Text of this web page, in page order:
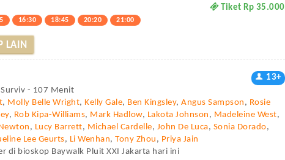
Tiket Rp 35.000
16:30 18:45 20:20 21:00
LAIN
13+
- 107 Menit
, Molly Belle Wright,Kelly Gale, Ben Kingsley,Angus Sampson , Rosie
, Rob Kipa-Williams, Mark Hadlow, Lakota Johnson , Madeleine West,
, Lucy Barrett, Michael Cardelle, John De Luca, Sonia Dorado,
Lee Geurts, Li Wenhan,Tony Zhou , Priya Jain
di bioskop Baywalk Pluit XXI Jakarta hari ini